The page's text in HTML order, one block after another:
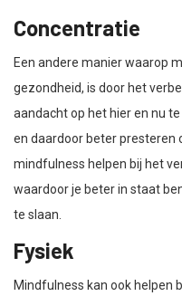
Concentratie
Een andere manier waarop
gezondheid, is door het
aandacht op het hier en nu
en daardoor beter presteren
mindfulness helpen bij het
waardoor je beter in staat
te slaan.
Fysiek
Mindfulness kan ook helpen